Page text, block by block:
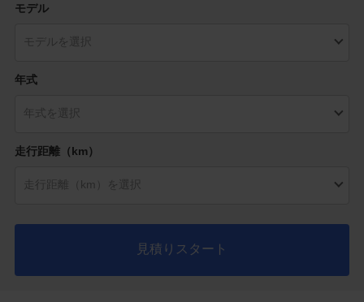
モデル
年式
走行距離（km）
見積りスタート